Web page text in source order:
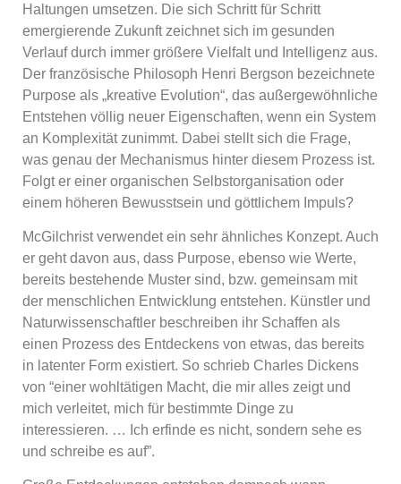
Haltungen umsetzen. Die sich Schritt für Schritt
emergierende Zukunft zeichnet sich im gesunden
Verlauf durch immer größere Vielfalt und Intelligenz aus.
Der französische Philosoph Henri Bergson bezeichnete
Purpose als „kreative Evolution“, das außergewöhnliche
Entstehen völlig neuer Eigenschaften, wenn ein System
an Komplexität zunimmt. Dabei stellt sich die Frage,
was genau der Mechanismus hinter diesem Prozess ist.
Folgt er einer organischen Selbstorganisation oder
einem höheren Bewusstsein und göttlichem Impuls?
McGilchrist verwendet ein sehr ähnliches Konzept. Auch
er geht davon aus, dass Purpose, ebenso wie Werte,
bereits bestehende Muster sind, bzw. gemeinsam mit
der menschlichen Entwicklung entstehen. Künstler und
Naturwissenschaftler beschreiben ihr Schaffen als
einen Prozess des Entdeckens von etwas, das bereits
in latenter Form existiert. So schrieb Charles Dickens
von “einer wohltätigen Macht, die mir alles zeigt und
mich verleitet, mich für bestimmte Dinge zu
interessieren. … Ich erfinde es nicht, sondern sehe es
und schreibe es auf”.